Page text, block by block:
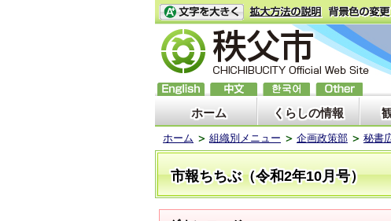
ホーム くらしの情報
ホーム 組織別メニュー 企画政策部 秘書
市報ちちぶ（令和2年10月号）